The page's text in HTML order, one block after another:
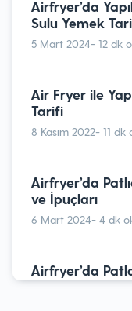
Airfryer’da
Sulu Yemek
5 Mart 2024- 12 dk
Air Fryer ile
Tarifi
8 Kasım 2022- 11 dk
Airfryer’da
ve İpuçları
6 Mart 2024- 4 dk
Airfryer’da